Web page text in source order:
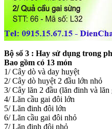
Bộ số 3 : Hay sử dụng trong
Bao gồm có 13 món
1/ Cây dò và day huyệt
2/ Cây dò huyệt 2 đầu lớn nhỏ
3/ Cây lăn 2 đầu (lăn đinh và lăn
4/ Lăn cầu gai đôi lớn
5/ Lăn đinh đôi lớn
6/ Lăn cầu gai đôi nhỏ
7/ Lăn đinh đôi nhỏ